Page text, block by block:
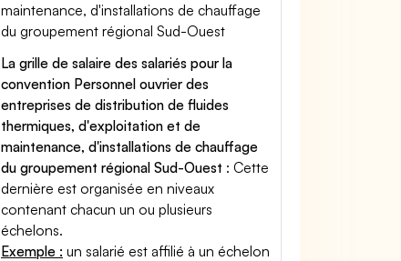
maintenance, d'installations de chauffage
du groupement régional Sud-Ouest
La grille de salaire des salariés pour la
convention Personnel ouvrier des
entreprises de distribution de fluides
thermiques, d'exploitation et de
maintenance, d'installations de chauffage
du groupement régional Sud-Ouest : Cette
dernière est organisée en niveaux
contenant chacun un ou plusieurs
échelons.
Exemple : un salarié est affilié à un échelon